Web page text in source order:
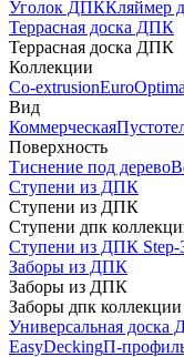
Уголок ДПККляймер
Террасная доска ДПК
Террасная доска ДПК
Коллекции
Co-extrusionEuroOptima
Вид
Коммерческая
Поверхность
Тиснение под дерево
Ступени из ДПК
Ступени из ДПК
Ступени дпк
Ступени из ДПК Step-
Заборы из ДПК
Заборы из ДПК
Заборы дпк коллекции
Универсальная доска
EasyDeckingП-